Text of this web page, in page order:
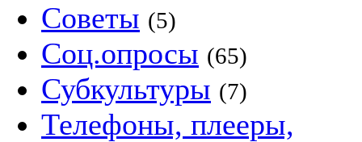
Советы (5)
Соц.опросы (65)
Субкультуры (7)
Телефоны, плееры,